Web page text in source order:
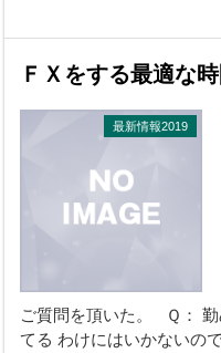
ＦＸをする最適な
最新情報2019
ご質問を頂いた。 Ｑ：
てる わけにはいかないの